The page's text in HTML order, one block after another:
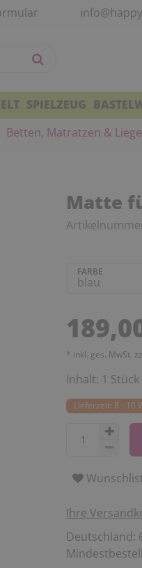
SPIELZEUG
Betten, Matratzen &
Matte
FARBE
* inkl. ges. MwSt.
Inhalt: 1 Stück
Lieferzeit: 8 - 10
Ihre
Deutschland: